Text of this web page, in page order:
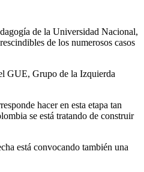
de la Universidad Nacional,
de los numerosos casos
GUE, Grupo de la Izquierda
hacer en esta etapa tan
se está tratando de construir
está convocando también una